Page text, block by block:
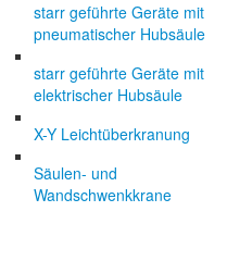
starr geführte Geräte mit
pneumatischer Hubsäule
starr geführte Geräte mit
elektrischer Hubsäule
X-Y Leichtüberkranung
Säulen- und
Wandschwenkkrane